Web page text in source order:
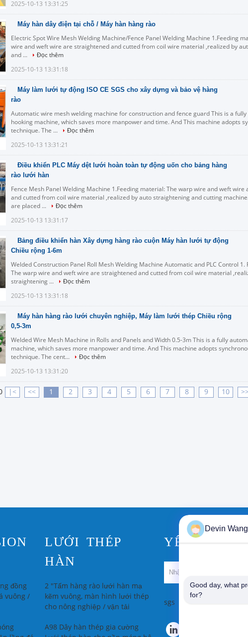
2025-10-13 13:31:25
Máy hàn dây điện tại chỗ / Máy hàn hàng rào
Electric Spot Wire Mesh Welding Machine/Fence Panel Welding Machine 1.Feeding
wire and weft wire are straightened and cutted from coil wire material ,realized by
and ...
Đọc thêm
2025-10-13 13:31:18
Máy làm lưới tự động ISO CE SGS cho xây dựng và bảo vệ hàng
rào
Automatic wire mesh welding machine for construction and fence guard This is a
hooking machine, which saves more manpower and time. And This machine adopts
technique. The ...
Đọc thêm
2025-10-13 13:31:21
Điều khiển PLC Máy dệt lưới hoàn toàn tự động uốn cho bảng hàng
rào lưới hàn
Fence Mesh Panel Welding Machine 1.Feeding material: The warp wire and weft wire
and cutted from coil wire material ,realized by auto straightening and cutting
are placed ...
Đọc thêm
2025-10-13 13:31:17
Bảng điều khiển hàn Xây dựng hàng rào cuộn Máy hàn lưới tự động
Chiều rộng 1-6m
Welded Construction Panel Roll Mesh Welding Machine Automatic and PLC Control 1.
The warp wire and weft wire are straightened and cutted from coil wire material
straightening ...
Đọc thêm
2025-10-13 13:31:18
Máy hàn hàng rào lưới chuyên nghiệp, Máy làm lưới thép Chiều rộng
0,5-3m
Welded Wire Mesh Machine in Rolls and Panels and Width 0.5-3m This is a fully
machine, which saves more manpower and time. And This machine adopts
technique. The cent...
Đọc thêm
2025-10-13 13:31:20
|< << 1 2 3 4 5 6 7 8 9 10 >>
đồng
vuông /
LƯỚI THÉP
HÀN
2 "Tấm hàng rào lưới hàn mạ
kẽm vuông, màn hình lưới thép
cho nông nghiệp / vận tải
A98 Dây hàn thép gia cường
YÊU CẦU
sgs
Devin Wang
Good day, what
for?